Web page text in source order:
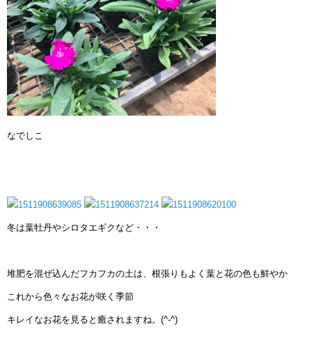
なでしこ
冬は葉牡丹やシロタエギクなど・・・
堆肥を混ぜ込んだフカフカの土は、根張りもよく葉と花の色も鮮やか
これから色々なお花が咲く季節
キレイなお花を見ると癒されますね。(^-^)